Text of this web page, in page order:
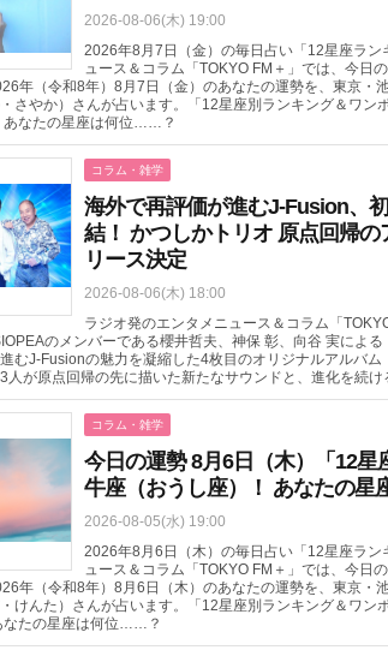
2026-08-06(木) 19:00
2026年8月7日（金）の毎日占い「12星座ラン
ュース＆コラム「TOKYO FM＋」では、今日
年（令和8年）8月7日（金）のあなたの運勢を、東京・
さやか）さんが占います。「12星座別ランキング＆ワン
あなたの星座は何位……？
コラム・雑学
海外で再評価が進むJ-Fusion、
結！ かつしかトリオ 原点回帰の
リース決定
2026-08-06(木) 18:00
ラジオ発のエンタメニュース＆コラム「
のメンバーである櫻井哲夫、神保 彰、向谷 実によ
むJ-Fusionの魅力を凝縮した4枚目のオリジナルアルバ
人が原点回帰の先に描いた新たなサウンドと、進化を続け
コラム・雑学
今日の運勢 8月6日（木）「12
牛座（おうし座）！ あなたの星
2026-08-05(水) 19:00
2026年8月6日（木）の毎日占い「12星座ラン
ュース＆コラム「TOKYO FM＋」では、今日
年（令和8年）8月6日（木）のあなたの運勢を、東京・
けんた）さんが占います。「12星座別ランキング＆ワン
なたの星座は何位……？